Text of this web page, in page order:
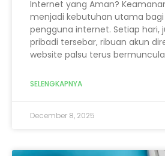
Internet yang Aman?
menjadi kebutuhan utama
pengguna internet. Setiap hari,
pribadi tersebar, ribuan akun
website palsu terus
SELENGKAPNYA
December 8, 2025